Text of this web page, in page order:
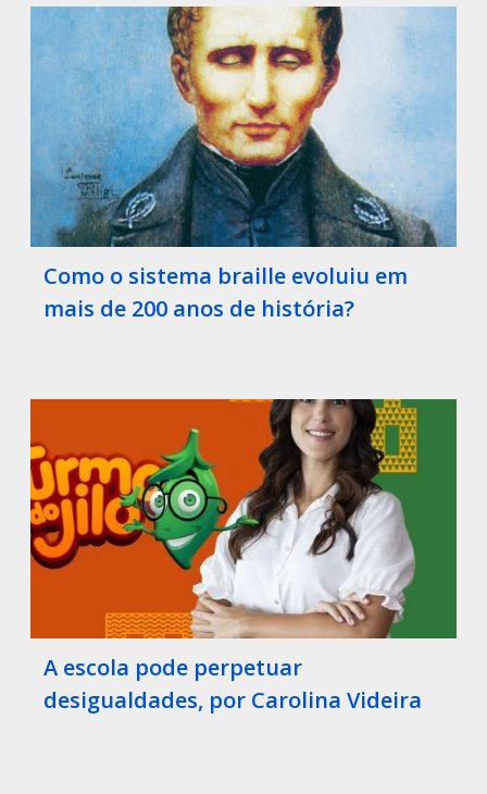
Como o sistema braille evoluiu em
mais de 200 anos de história?
A escola pode perpetuar
desigualdades, por Carolina Videira